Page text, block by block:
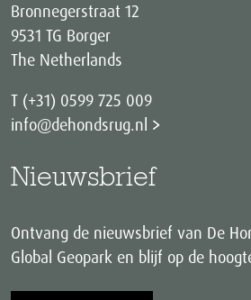
Bronnegerstraat 12
9531 TG Borger
The Netherlands
T (+31) 0599 725 009
info@dehondsrug.nl
Nieuwsbrief
Ontvang de nieuwsbrief van De
Global Geopark en blijf op de